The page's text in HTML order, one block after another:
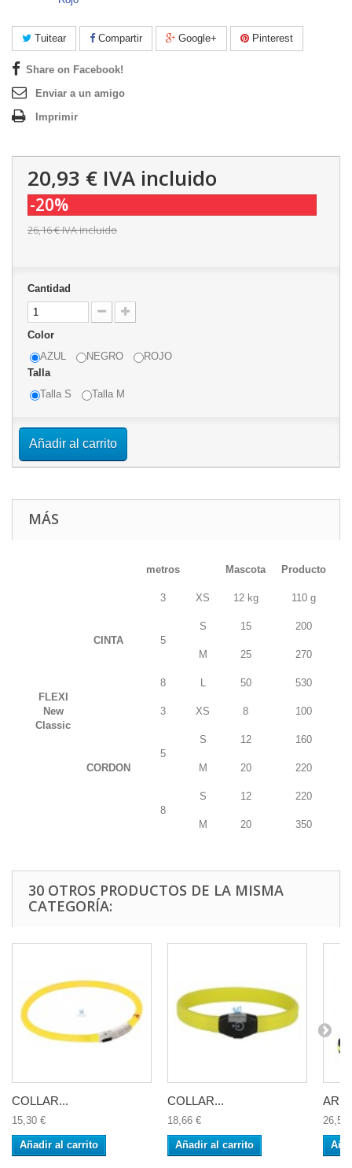
Tuitear Compartir Google+ Pinterest
Share on Facebook!
Enviar a un amigo
Imprimir
20,93 € IVA incluido
-20%
26,16 €IVA incluido
Cantidad
Color
AZUL
NEGRO
ROJO
Talla
Talla S
Talla M
Añadir al carrito
MÁS
metros Mascota Producto
FLEXI
New
Classic
CINTA
3 XS 12 kg 110 g
5
S 15 200
M 25 270
8 L 50 530
CORDON
3 XS 8 100
5
S 12 160
M 20 220
8
S 12 220
M 20 350
30 OTROS PRODUCTOS DE LA MISMA
CATEGORÍA:
COLLAR...
15,30 €
Añadir al carrito
COLLAR...
18,66 €
Añadir al carrito
26,54